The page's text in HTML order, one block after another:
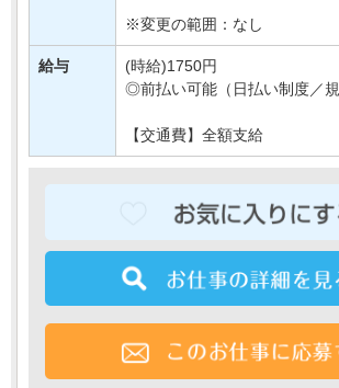
※変更の範囲：なし
給与
(時給)1750円
◎前払い可能（日払い制度／規
【交通費】全額支給